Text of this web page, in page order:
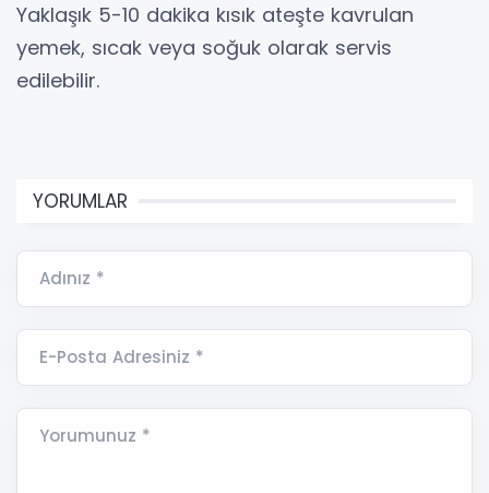
Yaklaşık 5-10 dakika kısık ateşte kavrulan
yemek, sıcak veya soğuk olarak servis
edilebilir.
YORUMLAR
Adınız *
E-Posta Adresiniz *
Yorumunuz *